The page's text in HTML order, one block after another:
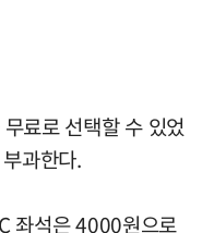
료로 선택할 수 있었
과한다.
좌석은 4000원으로